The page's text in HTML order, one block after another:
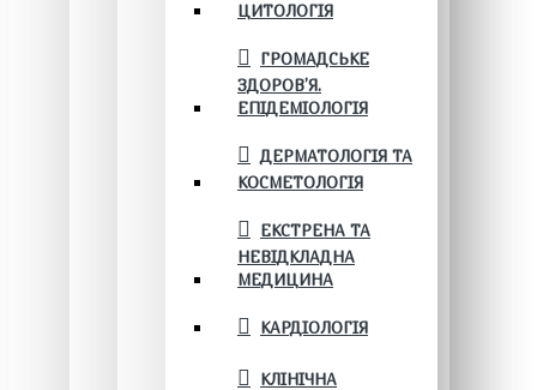
ЦИТОЛОГІЯ
ГРОМАДСЬКЕ
ЗДОРОВ’Я.
ЕПІДЕМІОЛОГІЯ
ДЕРМАТОЛОГІЯ ТА
КОСМЕТОЛОГІЯ
ЕКСТРЕНА ТА
НЕВІДКЛАДНА
МЕДИЦИНА
КАРДІОЛОГІЯ
КЛІНІЧНА